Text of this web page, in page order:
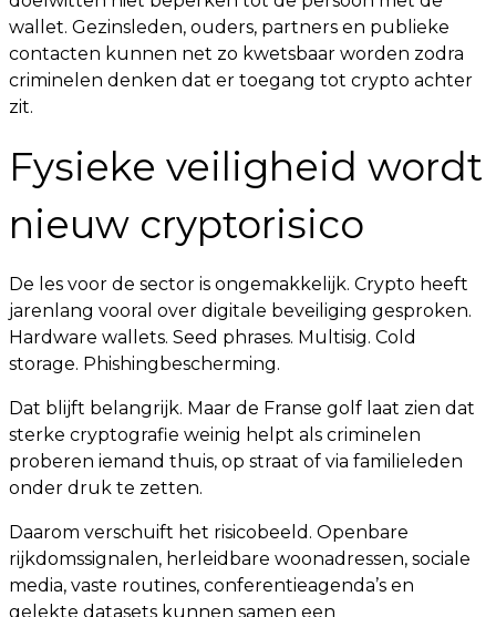
wallet. Gezinsleden, ouders, partners en publieke
contacten kunnen net zo kwetsbaar worden zodra
criminelen denken dat er toegang tot crypto achter
zit.
Fysieke veiligheid wordt
nieuw cryptorisico
De les voor de sector is ongemakkelijk. Crypto heeft
jarenlang vooral over digitale beveiliging gesproken.
Hardware wallets. Seed phrases. Multisig. Cold
storage. Phishingbescherming.
Dat blijft belangrijk. Maar de Franse golf laat zien dat
sterke cryptografie weinig helpt als criminelen
proberen iemand thuis, op straat of via familieleden
onder druk te zetten.
Daarom verschuift het risicobeeld. Openbare
rijkdomssignalen, herleidbare woonadressen, sociale
media, vaste routines, conferentieagenda’s en
gelekte datasets kunnen samen een